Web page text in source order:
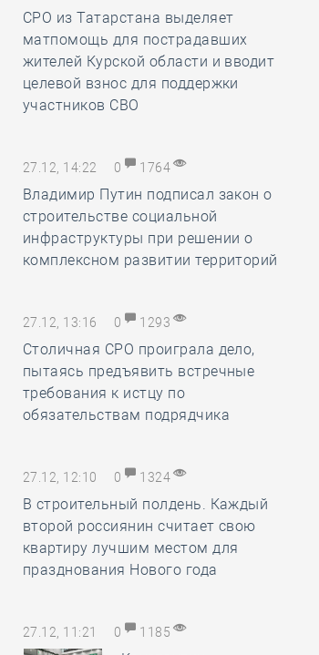
СРО из Татарстана выделяет
матпомощь для пострадавших
жителей Курской области и вводит
целевой взнос для поддержки
участников СВО
27.12, 14:22 0 1764
Владимир Путин подписал закон о
строительстве социальной
инфраструктуры при решении о
комплексном развитии территорий
27.12, 13:16 0 1293
Столичная СРО проиграла дело,
пытаясь предъявить встречные
требования к истцу по
обязательствам подрядчика
27.12, 12:10 0 1324
В строительный полдень. Каждый
второй россиянин считает свою
квартиру лучшим местом для
празднования Нового года
27.12, 11:21 0 1185